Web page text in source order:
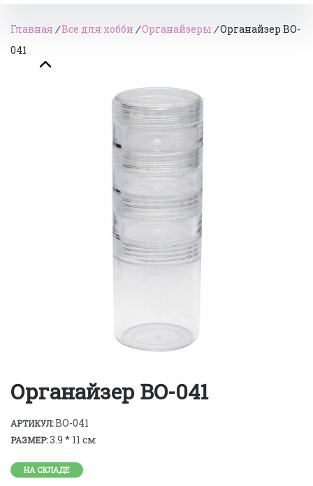
Главная /Все для хобби /Органайзеры /Органайзер BO-
041
Органайзер BO-041
АРТИКУЛ:BO-041
РАЗМЕР:3.9 * 11 см
НА СКЛАДЕ